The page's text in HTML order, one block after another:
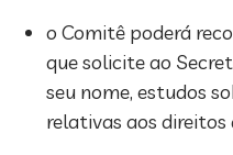
o Comitê poderá
que solicite ao
seu nome, estudos
relativas aos direitos